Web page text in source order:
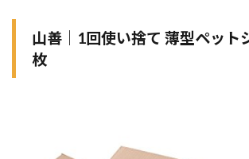
山善｜1回使い捨て 薄型ペット
枚